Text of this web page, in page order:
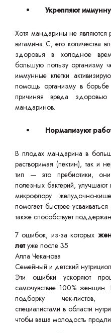
Укрепляют
Хотя мандарины не
витамина С, его количества
здоровья в холодное
большую пользу организму
иммунные клетки
помощь организму в
причиняя вреда здоровью
мандаринов.
Нормализуют
В плодах мандарина в
растворимая (пектин), так и
тип — это пребиотики, они
полезных бактерий, улучшают
микрофлору желудочно-
помогает быстрее
также способствует
7 ошибок, из-за которых
летуже после 35
Алла Чеканова
Семейный и детский
Эти ошибки ускоряют
самочувствие 100%
подборку чек-листов,
специалистами в области
чтобы ваша молодость